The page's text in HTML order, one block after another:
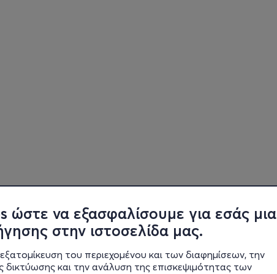
ώστε να εξασφαλίσουμε για εσάς μια
στην ιστοσελίδα μας.
του περιεχομένου και των διαφημίσεων, την
δικτύωσης και την ανάλυση της επισκεψιμότητας των